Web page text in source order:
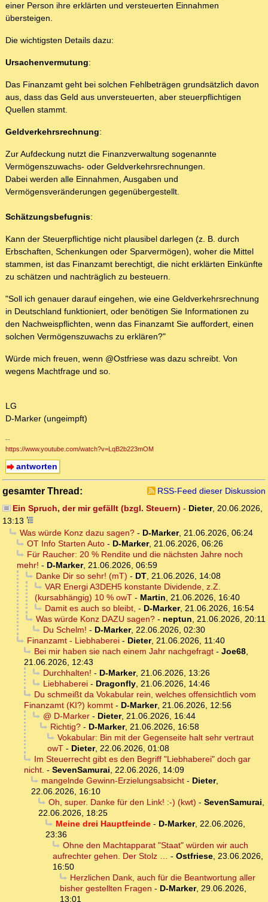
einer Person ihre erklärten und versteuerten Einnahmen
übersteigen.
Die wichtigsten Details dazu:
Ursachenvermutung:
Das Finanzamt geht bei solchen Fehlbeträgen grundsätzlich davon
aus, dass das Geld aus unversteuerten, aber steuerpflichtigen
Quellen stammt.
Geldverkehrsrechnung:
Zur Aufdeckung nutzt die Finanzverwaltung sogenannte
Vermögenszuwachs- oder Geldverkehrsrechnungen.
Dabei werden alle Einnahmen, Ausgaben und
Vermögensveränderungen gegenübergestellt.
Schätzungsbefugnis:
Kann der Steuerpflichtige nicht plausibel darlegen (z. B. durch
Erbschaften, Schenkungen oder Sparvermögen), woher die Mittel
stammen, ist das Finanzamt berechtigt, die nicht erklärten Einkünfte
zu schätzen und nachträglich zu besteuern.
"Soll ich genauer darauf eingehen, wie eine Geldverkehrsrechnung
in Deutschland funktioniert, oder benötigen Sie Informationen zu
den Nachweispflichten, wenn das Finanzamt Sie auffordert, einen
solchen Vermögenszuwachs zu erklären?"
Würde mich freuen, wenn @Ostfriese was dazu schreibt. Von
wegens Machtfrage und so.
LG
D-Marker (ungeimpft)
--
https://www.youtube.com/watch?v=LqB2b223mOM
antworten
gesamter Thread:
RSS-Feed dieser Diskussion
Ein Spruch, der mir gefällt (bzgl. Steuern) - Dieter, 20.06.2026,
13:13
Was würde Konz dazu sagen?- D-Marker, 21.06.2026, 06:24
OT Info Starten Auto- D-Marker, 21.06.2026, 06:26
Für Raucher: 20 % Rendite und die nächsten Jahre noch
mehr! - D-Marker, 21.06.2026, 06:59
Danke Dir so sehr! (mT) - DT, 21.06.2026, 14:08
VAR Energi A3DEH5 konstante Dividende, z.Z.
(kursabhängig) 10 % owT - Martin, 21.06.2026, 16:40
Damit es auch so bleibt, - D-Marker, 21.06.2026, 16:54
Was würde Konz DAZU sagen?- neptun, 21.06.2026, 20:11
Du Schelm! - D-Marker, 22.06.2026, 02:30
Finanzamt - Liebhaberei- Dieter, 21.06.2026, 11:40
Bei mir haben sie nach einem Jahr nachgefragt- Joe68,
21.06.2026, 12:43
Durchhalten! - D-Marker, 21.06.2026, 13:26
Liebhaberei- Dragonfly, 21.06.2026, 14:46
Du schmeißt da Vokabular rein, welches offensichtlich vom
Finanzamt (KI?) kommt - D-Marker, 21.06.2026, 12:56
@ D-Marker- Dieter, 21.06.2026, 16:44
Richtig?- D-Marker, 21.06.2026, 16:58
Vokabular: Bin mit der Gegenseite halt sehr vertraut
owT - Dieter, 22.06.2026, 01:08
Im Steuerrecht gibt es den Begriff "Liebhaberei" doch gar
nicht. - SevenSamurai, 22.06.2026, 14:09
mangelnde Gewinn-Erzielungsabsicht- Dieter,
22.06.2026, 16:10
Oh, super. Danke für den Link! :-) (kwt) - SevenSamurai,
22.06.2026, 18:25
Meine drei Hauptfeinde- D-Marker, 22.06.2026,
23:36
Ohne den Machtapparat "Staat" würden wir auch
aufrechter gehen. Der Stolz … - Ostfriese, 23.06.2026,
16:50
Herzlichen Dank, auch für die Beantwortung aller
bisher gestellten Fragen - D-Marker, 29.06.2026,
13:01